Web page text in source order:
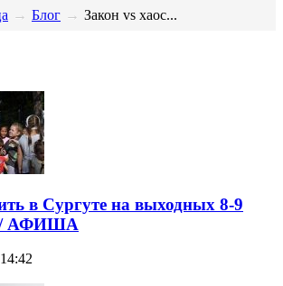
→ Блог → ​Закон vs хаос...
в Сургуте на выходных 8-9
// АФИША